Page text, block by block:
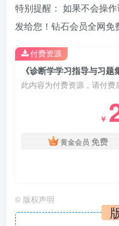
特别提醒： 如果不会操
发给您！钻石会员全网免
《诊断学学习指导与习
此内容为付费资源，请付费
￥
黄金会员 免费
付费资源
© 版权声明